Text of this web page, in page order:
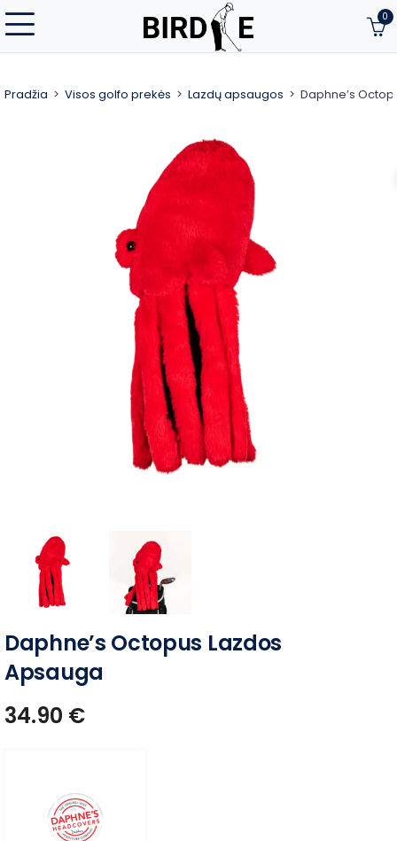
0
Pradžia Visos golfo prekės Lazdų apsaugos Daphne’s
Daphne’s Octopus Lazdos
Apsauga
34.90 €